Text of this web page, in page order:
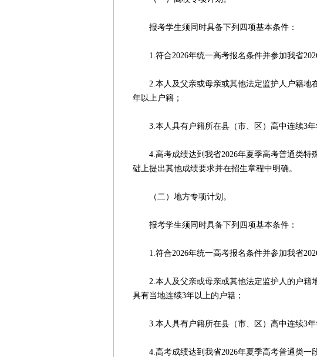
报考学生须同时具备下列四项基本条件：
1.符合2026年统一高考报名条件并参加我省
2.本人及父亲或母亲或其他法定监护人户籍地
年以上户籍；
3.本人具有户籍所在县（市、区）高中连续3年
4.高考成绩达到我省2026年夏季高考普通类特
础上提出其他成绩要求并在招生章程中明确。
（二）地方专项计划。
报考学生须同时具备下列四项基本条件：
1.符合2026年统一高考报名条件并参加我省
2.本人及父亲或母亲或其他法定监护人的户籍
具有当地连续3年以上的户籍；
3.本人具有户籍所在县（市、区）高中连续3年
4.高考成绩达到我省2026年夏季高考普通类一段